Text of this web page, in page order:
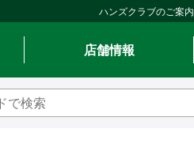
ハンズクラブのご案内
店舗情報